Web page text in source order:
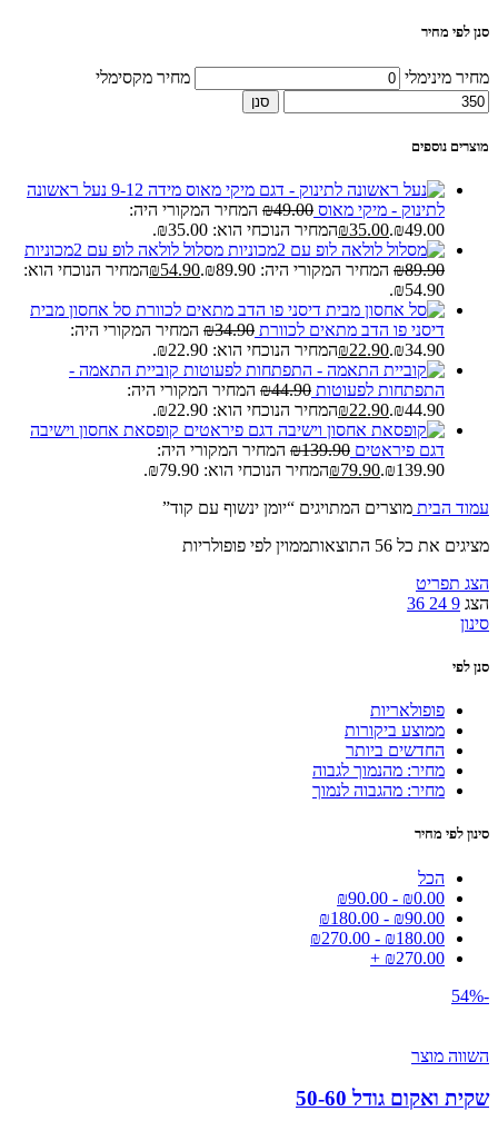
סנן לפי מחיר
מחיר מינימלי מחיר מקסימלי
סנן
מוצרים נוספים
נעל ראשונה
לתינוק - מיקי מאוס
₪49.00
המחיר המקורי היה:
₪49.00.
₪35.00
המחיר הנוכחי הוא: ₪35.00.
מסלול לולאה לופ עם 2מכוניות
₪89.90 המחיר המקורי היה: ₪89.90. ₪54.90
המחיר הנוכחי הוא:
₪54.90.
סל אחסון מבית
דיסני פו הדב מתאים לכוורת
₪34.90
המחיר המקורי היה:
₪34.90.
₪22.90
המחיר הנוכחי הוא: ₪22.90.
קוביית התאמה -
התפתחות לפעוטות
₪44.90
המחיר המקורי היה:
₪44.90.
₪22.90
המחיר הנוכחי הוא: ₪22.90.
קופסאת אחסון וישיבה
דגם פיראטים
₪139.90
המחיר המקורי היה:
₪139.90.
₪79.90
המחיר הנוכחי הוא: ₪79.90.
עמוד הבית מוצרים המתויגים “יומן ינשוף עם קוד”
מציגים את כל ⁦56⁩ התוצאות
ממוין לפי פופולריות
הצג תפריט
הצג 9
24
36
סינון
סנן לפי
פופולאריות
ממוצע ביקורות
החדשים ביותר
מחיר: מהנמוך לגבוה
מחיר: מהגבוה לנמוך
סינון לפי מחיר
הכל
₪0.00
-
₪90.00
₪90.00
-
₪180.00
₪180.00
-
₪270.00
₪270.00
+
-54%
השווה מוצר
שקית ואקום גודל 50-60